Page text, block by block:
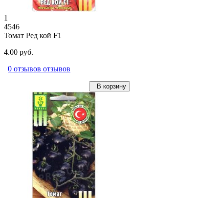
1
4546
Томат Ред кой F1
4.00 руб.
0 отзывов отзывов
В корзину